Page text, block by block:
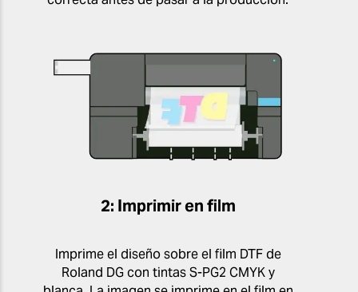
2: Imprimir en film
Imprime el diseño sobre el film DTF de
Roland DG con tintas S-PG2 CMYK y